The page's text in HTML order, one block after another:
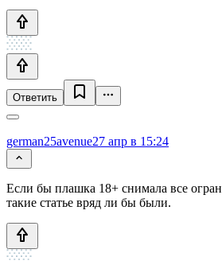
Ответить
german25avenue27 апр в 15:24
Если бы плашка 18+ снимала все
такие статье вряд ли бы были.